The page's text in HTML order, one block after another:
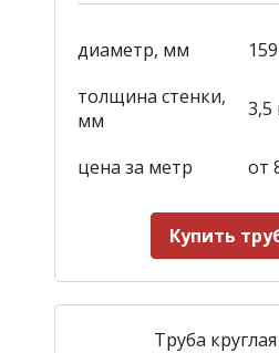
диаметр, мм
толщина стенки,
мм
цена за метр от
Купить
Труба